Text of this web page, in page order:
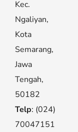
Kec.
Ngaliyan,
Kota
Semarang,
Jawa
Tengah,
50182
Telp: (024)
70047151